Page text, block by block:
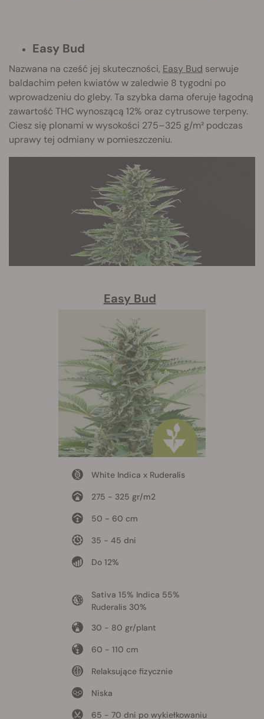
Easy Bud
Nazwana na cześć jej skuteczności, Easy Bud serwuje
baldachim pełen kwiatów w zaledwie 8 tygodni po
wprowadzeniu do gleby. Ta szybka dama oferuje łagodną
zawartość THC wynoszącą 12% oraz cytrusowe terpeny.
Ciesz się plonami w wysokości 275–325 g/m² podczas
uprawy tej odmiany w pomieszczeniu.
Easy Bud
White Indica x Ruderalis
275 - 325 gr/m2
50 - 60 cm
35 - 45 dni
Do 12%
Sativa 15% Indica 55%
Ruderalis 30%
30 - 80 gr/plant
60 - 110 cm
Relaksujące fizycznie
Niska
65 - 70 dni po wykiełkowaniu